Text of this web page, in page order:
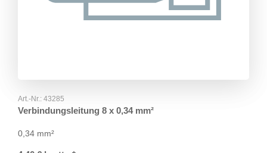
Art.-Nr.: 43285
Verbindungsleitung 8 x 0,34 mm²
0,34 mm²